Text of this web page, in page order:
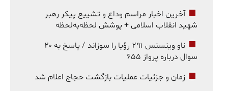
آخرین اخبار مراسم وداع و تشییع پیکر رهبر
شهید انقلاب اسلامی + پوشش لحظه‌به‌لحظه
ناو وینسنس ۲۹۱ رؤیا را سوزاند / پاسخ به ۲۰
سوال درباره پرواز ۶۵۵
زمان و جزئیات عملیات بازگشت حجاج اعلام شد